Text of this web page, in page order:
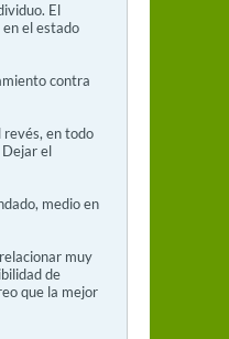
El
el estado
contra
revés, en todo
Dejar el
medio en
muy
de
que la mejor